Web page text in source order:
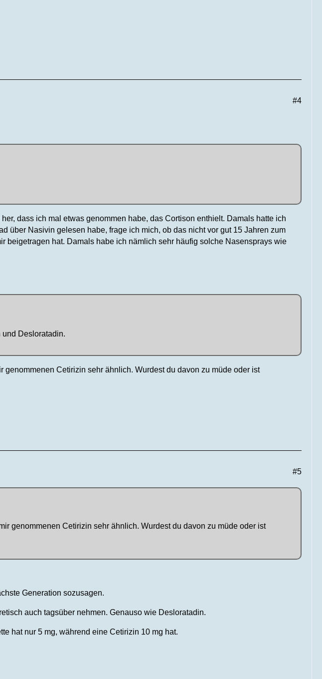
#4
dass ich mal etwas genommen habe, das Cortison enthielt. Damals hatte ich
über Nasivin gelesen habe, frage ich mich, ob das nicht vor gut 15 Jahren zum
beigetragen hat. Damals habe ich nämlich sehr häufig solche Nasensprays wie
und Desloratadin.
Cetirizin sehr ähnlich. Wurdest du davon zu müde oder ist
#5
genommenen Cetirizin sehr ähnlich. Wurdest du davon zu müde oder ist
Generation sozusagen.
auch tagsüber nehmen. Genauso wie Desloratadin.
hat nur 5 mg, während eine Cetirizin 10 mg hat.